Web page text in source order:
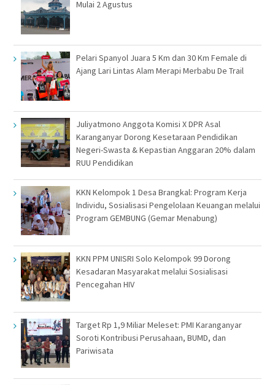
Mulai 2 Agustus
Pelari Spanyol Juara 5 Km dan 30 Km Female di
Ajang Lari Lintas Alam Merapi Merbabu De Trail
Juliyatmono Anggota Komisi X DPR Asal
Karanganyar Dorong Kesetaraan Pendidikan
Negeri-Swasta & Kepastian Anggaran 20% dalam
RUU Pendidikan
KKN Kelompok 1 Desa Brangkal: Program Kerja
Individu, Sosialisasi Pengelolaan Keuangan melalui
Program GEMBUNG (Gemar Menabung)
KKN PPM UNISRI Solo Kelompok 99 Dorong
Kesadaran Masyarakat melalui Sosialisasi
Pencegahan HIV
Target Rp 1,9 Miliar Meleset: PMI Karanganyar
Soroti Kontribusi Perusahaan, BUMD, dan
Pariwisata